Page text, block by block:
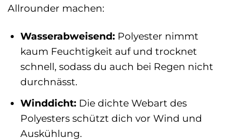
Allrounder machen:
Wasserabweisend:Polyester nimmt
kaum Feuchtigkeit auf und trocknet
schnell, sodass du auch bei Regen nicht
durchnässt.
Winddicht:Die dichte Webart des
Polyesters schützt dich vor Wind und
Auskühlung.